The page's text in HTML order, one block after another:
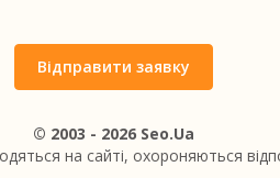
Відправити заявку
© 2003 - 2026 Seo.Ua
на сайті, охороняються